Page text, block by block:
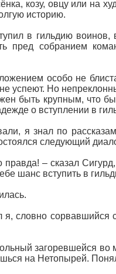
козу, овцу или на
историю.
в гильдию
пред собранием
особо не
успеют. Но
быть крупным, что
о вступлении в
я знал по
следующий
– сказал
шанс вступить в
я, словно сорвавшийся
загоревшейся во
на Нетопырей.